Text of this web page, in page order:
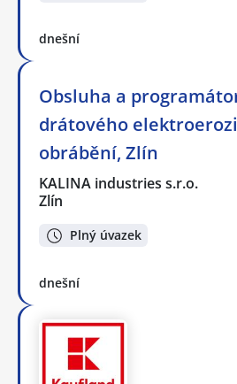
dnešní
Obsluha a
drátového
obrábění, Zlín
KALINA industries s.r.o.
Zlín
Plný úvazek
dnešní